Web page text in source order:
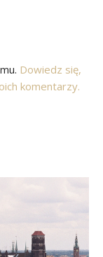
Dowiedz się,
komentarzy.